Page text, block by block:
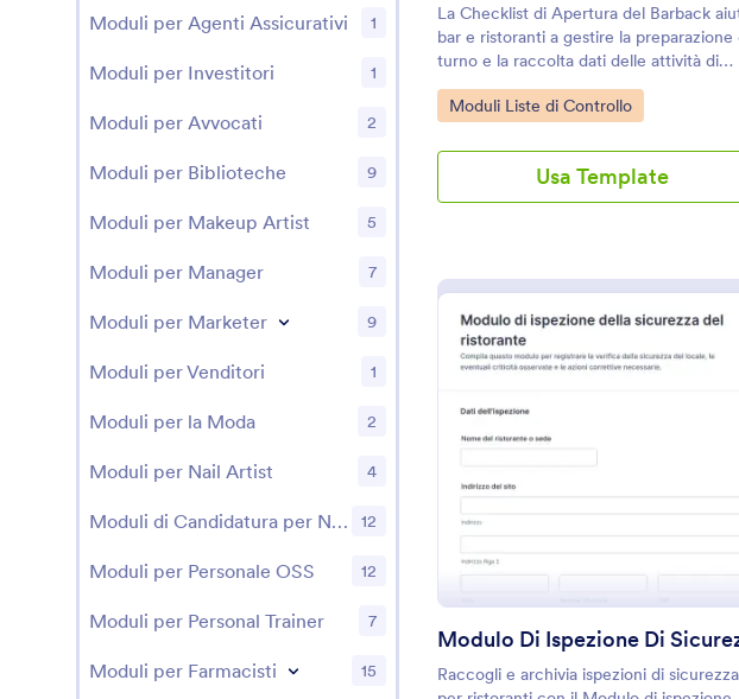
La Checklist di Apertura del Barback
bar e ristoranti a gestire la preparazione
turno e la raccolta dati delle attività di
apertura con Jotform, riducendo
dimenticanze e coordinando il team
Go to Category:
Moduli Liste di Controllo
Usa Template
Anteprima :
Raccogli e archivia ispezioni di sicurezza
Moduli per Agenti Assicurativi 1
Moduli per Investitori 1
Moduli per Avvocati 2
Moduli per Biblioteche 9
Moduli per Makeup Artist 5
Moduli per Manager 7
Moduli per Marketer 9
Moduli per Venditori 1
Moduli per la Moda 2
Moduli per Nail Artist 4
Moduli di Candidatura per No-profit 12
Moduli per Personale OSS 12
Moduli per Personal Trainer 7
Moduli per Farmacisti 15